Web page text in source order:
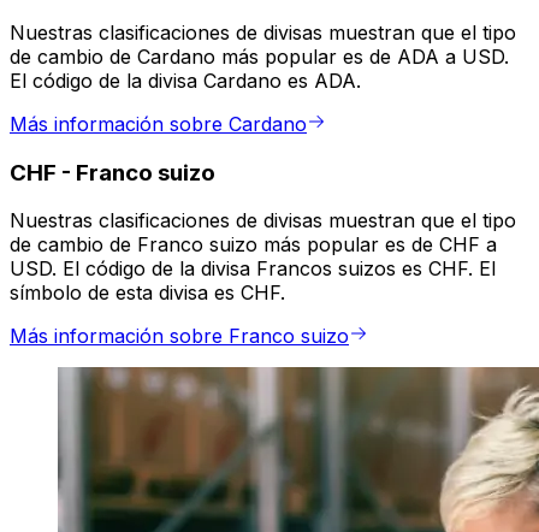
Nuestras clasificaciones de divisas muestran que el tipo
de cambio de Cardano más popular es de ADA a USD.
El código de la divisa Cardano es ADA.
Más información sobre Cardano
CHF - Franco suizo
Nuestras clasificaciones de divisas muestran que el tipo
de cambio de Franco suizo más popular es de CHF a
USD. El código de la divisa Francos suizos es CHF. El
símbolo de esta divisa es CHF.
Más información sobre Franco suizo